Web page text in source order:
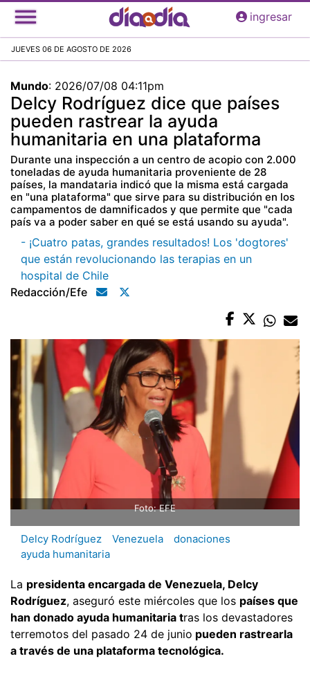
Pasar
al
principal
ingresar
JUEVES 06 DE AGOSTO DE 2026
Mundo: 2026/07/08 04:11pm
Delcy Rodríguez dice que países
pueden rastrear la ayuda
humanitaria en una plataforma
Durante una inspección a un centro de acopio con 2.000
toneladas de ayuda humanitaria proveniente de 28
países, la mandataria indicó que la misma está cargada
en "una plataforma" que sirve para su distribución en los
campamentos de damnificados y que permite que "cada
país va a poder saber en qué se está usando su ayuda".
- ¡Cuatro patas, grandes resultados! Los 'dogtores'
que están revolucionando las terapias en un
hospital de Chile
Redacción/efe
Foto: EFE
Delcy Rodríguez Venezuela
donaciones
ayuda humanitaria
La presidenta encargada de Venezuela, Delcy
Rodríguez, aseguró este miércoles que los países que
han donado ayuda humanitaria tras los devastadores
terremotos del pasado 24 de junio pueden rastrearla
a través de una plataforma tecnológica.